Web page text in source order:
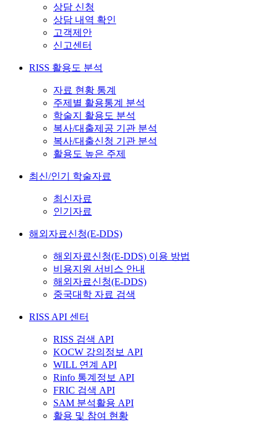
상담 신청
상담 내역 확인
고객제안
신고센터
RISS 활용도 분석
자료 현황 통계
주제별 활용통계 분석
학술지 활용도 분석
복사/대출제공 기관 분석
복사/대출신청 기관 분석
활용도 높은 주제
최신/인기 학술자료
최신자료
인기자료
해외자료신청(E-DDS)
해외자료신청(E-DDS) 이용 방법
비용지원 서비스 안내
해외자료신청(E-DDS)
중국대학 자료 검색
RISS API 센터
RISS 검색 API
KOCW 강의정보 API
WILL 연계 API
Rinfo 통계정보 API
FRIC 검색 API
SAM 분석활용 API
활용 및 참여 현황